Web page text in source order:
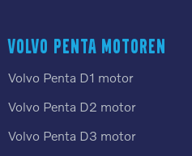
Volvo Penta motoren
Volvo Penta D1 motor
Volvo Penta D2 motor
Volvo Penta D3 motor